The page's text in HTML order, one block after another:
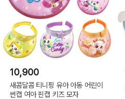
10,900
새콤달콤 티니핑 유아 아동 어린이
썬캡 여아 핀캡 키즈 모자